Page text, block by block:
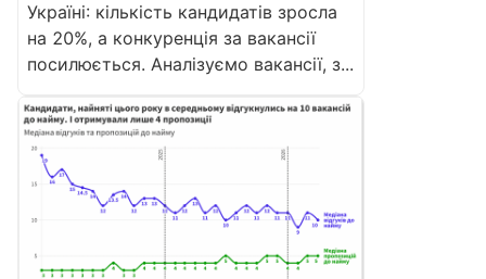
Україні: кількість кандидатів зросла
на 20%, а конкуренція за вакансії
посилюється. Аналізуємо вакансії, з...